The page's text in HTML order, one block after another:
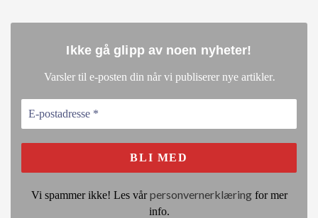
Ikke gå glipp av noen nyheter!
Varsler til e-posten din når vi publiserer nye artikler.
Vi spammer ikke! Les vårpersonvernerklæringfor mer
info.